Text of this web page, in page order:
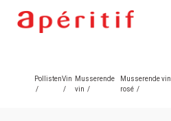
Pollisten
/
Vin
/
Musserende
vin /
Musserende vin,
rosé /